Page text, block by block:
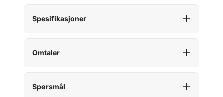
Spesifikasjoner
Omtaler
Spørsmål